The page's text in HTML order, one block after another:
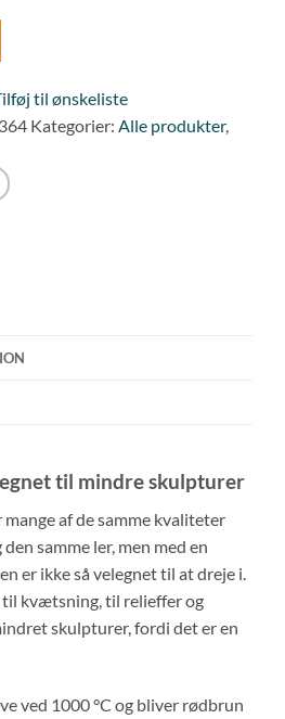
til ønskeliste
Kategorier: Alle produkter,
til mindre skulpturer
af de samme kvaliteter
samme ler, men med en
er ikke så velegnet til at dreje i.
kvætsning, til relieffer og
skulpturer, fordi det er en
ved 1000 °C og bliver rødbrun